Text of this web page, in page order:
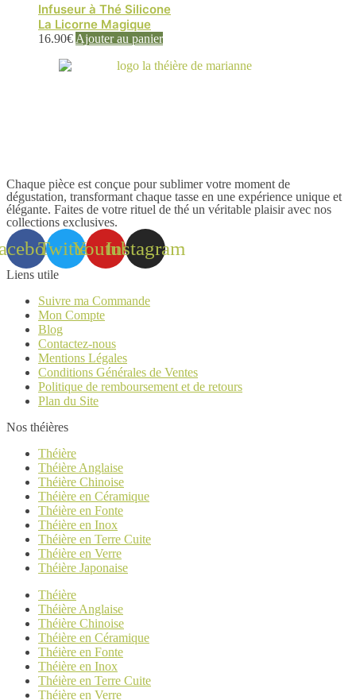
Infuseur à Thé Silicone
La Licorne Magique
16.90€ Ajouter au panier
Chaque pièce est conçue pour sublimer votre moment de
dégustation, transformant chaque tasse en une expérience unique et
élégante. Faites de votre rituel de thé un véritable plaisir avec nos
collections exclusives.
TwitterYoutubeInstagram
Liens utile
Suivre ma Commande
Mon Compte
Blog
Contactez-nous
Mentions Légales
Conditions Générales de Ventes
Politique de remboursement et de retours
Plan du Site
Nos théières
Théière
Théière Anglaise
Théière Chinoise
Théière en Céramique
Théière en Fonte
Théière en Inox
Théière en Terre Cuite
Théière en Verre
Théière Japonaise
Théière
Théière Anglaise
Théière Chinoise
Théière en Céramique
Théière en Fonte
Théière en Inox
Théière en Terre Cuite
Théière en Verre